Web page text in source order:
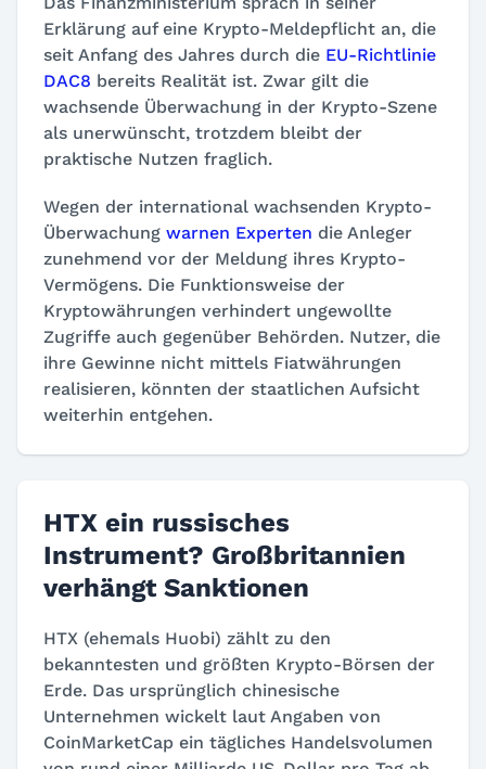
Erklärung auf eine Krypto-Meldepflicht an, die
seit Anfang des Jahres durch die EU-Richtlinie
DAC8 bereits Realität ist. Zwar gilt die
wachsende Überwachung in der Krypto-Szene
als unerwünscht, trotzdem bleibt der
praktische Nutzen fraglich.
Wegen der international wachsenden Krypto-
Überwachung warnen Experten die Anleger
zunehmend vor der Meldung ihres Krypto-
Vermögens. Die Funktionsweise der
Kryptowährungen verhindert ungewollte
Zugriffe auch gegenüber Behörden. Nutzer, die
ihre Gewinne nicht mittels Fiatwährungen
realisieren, könnten der staatlichen Aufsicht
weiterhin entgehen.
HTX ein russisches
Instrument? Großbritannien
verhängt Sanktionen
HTX (ehemals Huobi) zählt zu den
bekanntesten und größten Krypto-Börsen der
Erde. Das ursprünglich chinesische
Unternehmen wickelt laut Angaben von
CoinMarketCap ein tägliches Handelsvolumen